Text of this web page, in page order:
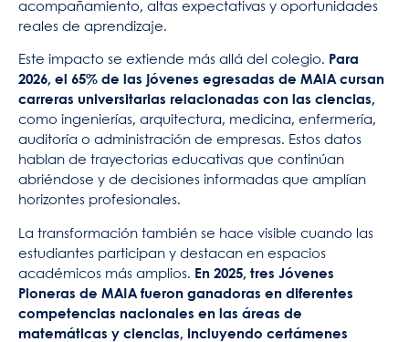
acompañamiento, altas expectativas y oportunidades
reales de aprendizaje.
Este impacto se extiende más allá del colegio. Para
2026, el 65% de las jóvenes egresadas de MAIA cursan
carreras universitarias relacionadas con las ciencias,
como ingenierías, arquitectura, medicina, enfermería,
auditoría o administración de empresas. Estos datos
hablan de trayectorias educativas que continúan
abriéndose y de decisiones informadas que amplían
horizontes profesionales.
La transformación también se hace visible cuando las
estudiantes participan y destacan en espacios
académicos más amplios. En 2025, tres Jóvenes
Pioneras de MAIA fueron ganadoras en diferentes
competencias nacionales en las áreas de
matemáticas y ciencias, incluyendo certámenes